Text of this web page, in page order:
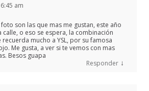
am
foto son las que mas me gustan, este año
o eso se espera, la combinación
mucho a YSL, por su famosa
Me gusta, a ver si te vemos con mas
Besos guapa
Responder ↓